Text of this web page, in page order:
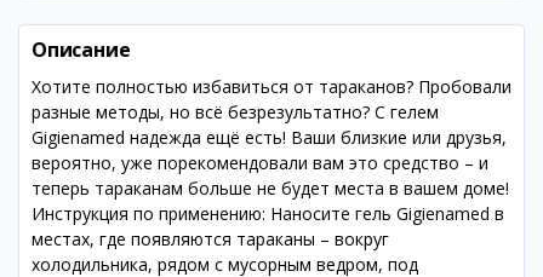
Описание
Хотите полностью избавиться от тараканов? Пробовали
разные методы, но всё безрезультатно? С гелем
Gigienamed надежда ещё есть! Ваши близкие или друзья,
вероятно, уже порекомендовали вам это средство – и
теперь тараканам больше не будет места в вашем доме!
Инструкция по применению: Наносите гель Gigienamed в
местах, где появляются тараканы – вокруг
холодильника, рядом с мусорным ведром, под